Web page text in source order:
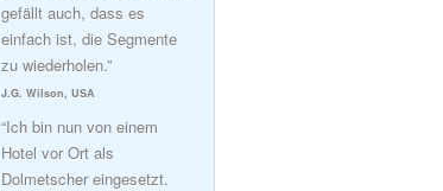
gefällt auch, dass es
einfach ist, die Segmente
zu wiederholen.”
J.G. Wilson, USA
“Ich bin nun von einem
Hotel vor Ort als
Dolmetscher eingesetzt.